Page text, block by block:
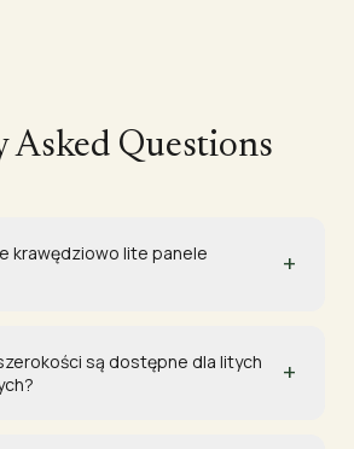
Asked Questions
krawędziowo lite panele
+
są dostępne dla litych
+